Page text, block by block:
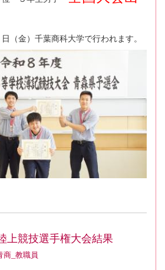
（金）千葉商科大学で行われます。
上競技選手権大会結果
商_教職員